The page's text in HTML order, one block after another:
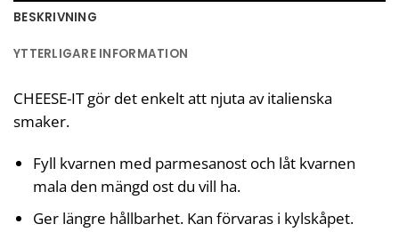
BESKRIVNING
YTTERLIGARE INFORMATION
CHEESE-IT gör det enkelt att njuta av italienska
smaker.
Fyll kvarnen med parmesanost och låt kvarnen
mala den mängd ost du vill ha.
Ger längre hållbarhet. Kan förvaras i kylskåpet.